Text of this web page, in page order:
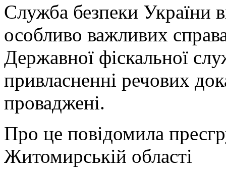
Служба безпеки України
особливо важливих
Державної фіскальної
привласненні речових
проваджені.
Про це повідомила
Житомирській області